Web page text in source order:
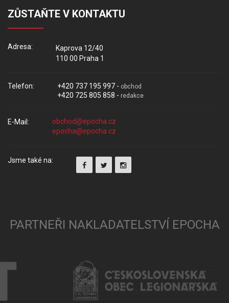
ZŮSTAŇTE V KONTAKTU
Adresa:
Kaprova 12/40
110 00 Praha 1
Telefon: +420 737 195 997 - obchod
+420 725 805 858 - redakce
E-Mail:
Jsme také na:
PARTNEŘI NAKLADATELSTVÍ EPOCHA